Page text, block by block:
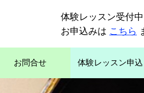
体験レッスン受付中
お申込みは こちら
お問合せ 体験レッスン申込